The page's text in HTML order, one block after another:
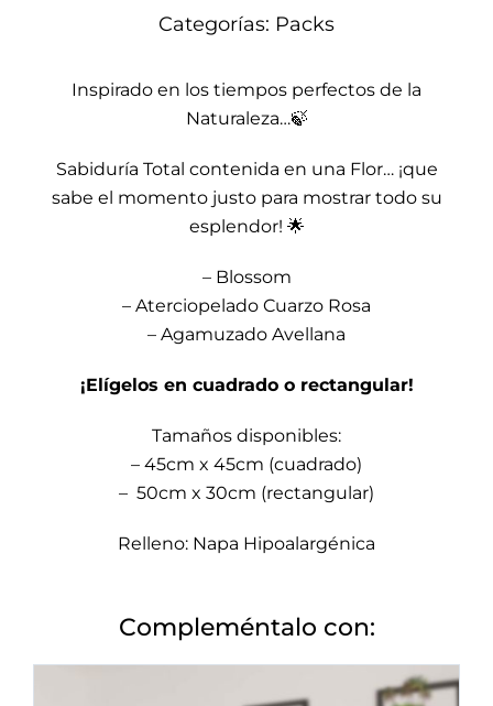
Categorías: Packs
Inspirado en los tiempos perfectos de la
Naturaleza…🍃
Sabiduría Total contenida en una Flor… ¡que
sabe el momento justo para mostrar todo su
esplendor! 🌟
– Blossom
– Aterciopelado Cuarzo Rosa
– Agamuzado Avellana
¡Elígelos en cuadrado o rectangular!
Tamaños disponibles:
– 45cm x 45cm (cuadrado)
– 50cm x 30cm (rectangular)
Relleno: Napa Hipoalargénica
Compleméntalo con: